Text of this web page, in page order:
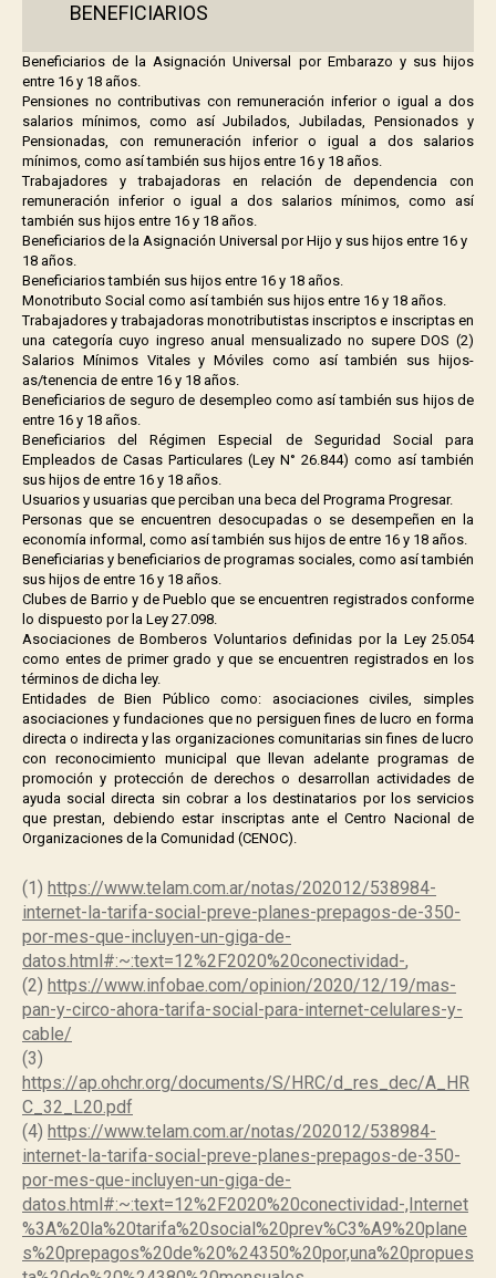
BENEFICIARIOS
Beneficiarios de la Asignación Universal por Embarazo y sus hijos
entre 16 y 18 años.
Pensiones no contributivas con remuneración inferior o igual a dos
salarios mínimos, como así Jubilados, Jubiladas, Pensionados y
Pensionadas, con remuneración inferior o igual a dos salarios
mínimos, como así también sus hijos entre 16 y 18 años.
Trabajadores y trabajadoras en relación de dependencia con
remuneración inferior o igual a dos salarios mínimos, como así
también sus hijos entre 16 y 18 años.
Beneficiarios de la Asignación Universal por Hijo y sus hijos entre 16 y
18 años.
Beneficiarios también sus hijos entre 16 y 18 años.
Monotributo Social como así también sus hijos entre 16 y 18 años.
Trabajadores y trabajadoras monotributistas inscriptos e inscriptas en
una categoría cuyo ingreso anual mensualizado no supere DOS (2)
Salarios Mínimos Vitales y Móviles como así también sus hijos-
as/tenencia de entre 16 y 18 años.
Beneficiarios de seguro de desempleo como así también sus hijos de
entre 16 y 18 años.
Beneficiarios del Régimen Especial de Seguridad Social para
Empleados de Casas Particulares (Ley N° 26.844) como así también
sus hijos de entre 16 y 18 años.
Usuarios y usuarias que perciban una beca del Programa Progresar.
Personas que se encuentren desocupadas o se desempeñen en la
economía informal, como así también sus hijos de entre 16 y 18 años.
Beneficiarias y beneficiarios de programas sociales, como así también
sus hijos de entre 16 y 18 años.
Clubes de Barrio y de Pueblo que se encuentren registrados conforme
lo dispuesto por la Ley 27.098.
Asociaciones de Bomberos Voluntarios definidas por la Ley 25.054
como entes de primer grado y que se encuentren registrados en los
términos de dicha ley.
Entidades de Bien Público como: asociaciones civiles, simples
asociaciones y fundaciones que no persiguen fines de lucro en forma
directa o indirecta y las organizaciones comunitarias sin fines de lucro
con reconocimiento municipal que llevan adelante programas de
promoción y protección de derechos o desarrollan actividades de
ayuda social directa sin cobrar a los destinatarios por los servicios
que prestan, debiendo estar inscriptas ante el Centro Nacional de
Organizaciones de la Comunidad (CENOC).
(1) https://www.telam.com.ar/notas/202012/538984-
internet-la-tarifa-social-preve-planes-prepagos-de-350-
por-mes-que-incluyen-un-giga-de-
datos.html#:~:text=12%2F2020%20conectividad-,
(2) https://www.infobae.com/opinion/2020/12/19/mas-
pan-y-circo-ahora-tarifa-social-para-internet-celulares-y-
cable/
(3)
https://ap.ohchr.org/documents/S/HRC/d_res_dec/A_HR
C_32_L20.pdf
(4) https://www.telam.com.ar/notas/202012/538984-
internet-la-tarifa-social-preve-planes-prepagos-de-350-
por-mes-que-incluyen-un-giga-de-
datos.html#:~:text=12%2F2020%20conectividad-,Internet
%3A%20la%20tarifa%20social%20prev%C3%A9%20plane
s%20prepagos%20de%20%24350%20por,una%20propues